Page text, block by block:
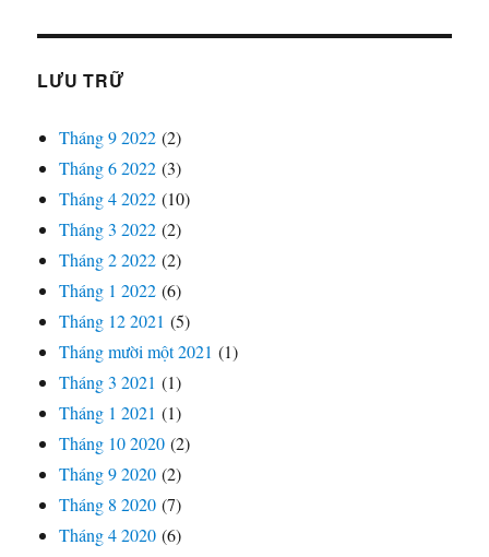
LƯU TRỮ
Tháng 9 2022 (2)
Tháng 6 2022 (3)
Tháng 4 2022 (10)
Tháng 3 2022 (2)
Tháng 2 2022 (2)
Tháng 1 2022 (6)
Tháng 12 2021 (5)
Tháng mười một 2021 (1)
Tháng 3 2021 (1)
Tháng 1 2021 (1)
Tháng 10 2020 (2)
Tháng 9 2020 (2)
Tháng 8 2020 (7)
Tháng 4 2020 (6)